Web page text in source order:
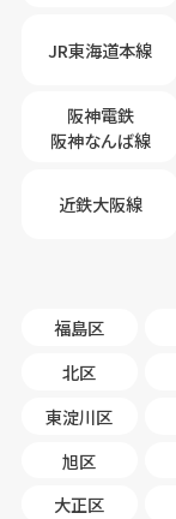
JR東海道本線
阪神電鉄
阪神なんば線
近鉄大阪線
福島区
北区
東淀川区
旭区
大正区